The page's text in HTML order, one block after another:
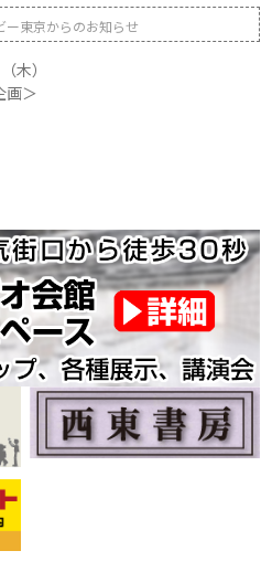
ー東京からのお知らせ
木）
画＞